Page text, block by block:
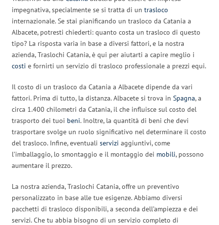
impegnativa, specialmente se si tratta di un trasloco
internazionale. Se stai pianificando un trasloco da Catania a
Albacete, potresti chiederti: quanto costa un trasloco di questo
tipo? La risposta varia in base a diversi fattori, e la nostra
azienda, Traslochi Catania, è qui per aiutarti a capire meglio i
costi e fornirti un servizio di trasloco professionale a prezzi equi.
Il costo di un trasloco da Catania a Albacete dipende da vari
fattori. Prima di tutto, la distanza. Albacete si trova in Spagna, a
circa 1.400 chilometri da Catania, il che influisce sul costo del
trasporto dei tuoi beni. Inoltre, la quantità di beni che devi
trasportare svolge un ruolo significativo nel determinare il costo
del trasloco. Infine, eventuali servizi aggiuntivi, come
l’imballaggio, lo smontaggio e il montaggio dei mobili, possono
aumentare il prezzo.
La nostra azienda, Traslochi Catania, offre un preventivo
personalizzato in base alle tue esigenze. Abbiamo diversi
pacchetti di trasloco disponibili, a seconda dell’ampiezza e dei
servizi. Che tu abbia bisogno di un servizio completo di